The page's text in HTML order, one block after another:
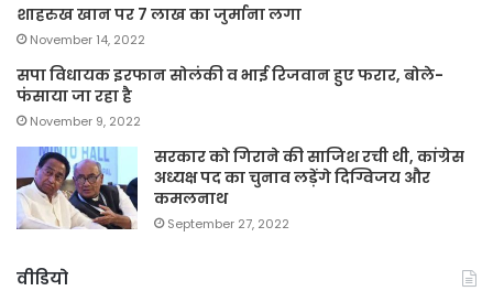
शाहरुख खान पर 7 लाख का जुर्माना लगा
November 14, 2022
सपा विधायक इरफान सोलंकी व भाई रिजवान हुए फरार, बोले-
फंसाया जा रहा है
November 9, 2022
सरकार को गिराने की साजिश रची थी, कांग्रेस
अध्यक्ष पद का चुनाव लड़ेंगे दिग्विजय और
कमलनाथ
September 27, 2022
वीडियो